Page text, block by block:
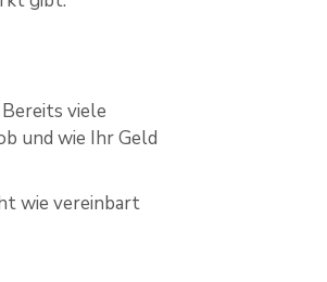
viele
und wie Ihr Geld
wie vereinbart